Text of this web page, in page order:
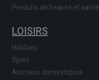
Produits de beauté et santé
LOISIRS
Hobbies
Sport
Animaux domestiques